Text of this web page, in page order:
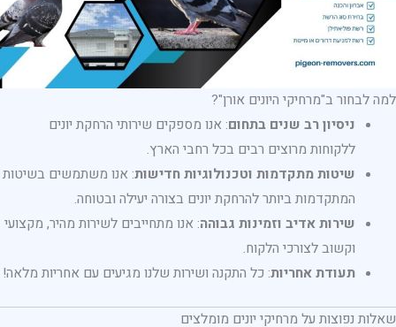
למה לבחור ב"מרחיקי היונים אורן"?
ניסיון רב שנים בתחום: אנו מספקים שירותי הרחקת יונים
ללקוחות מרוצים רבים בכל רחבי הארץ.
שיטות מתקדמות וטכנולוגיות חדישות: אנו משתמשים בשיטות
המתקדמות ביותר להרחקת יונים בצורה יעילה ובטוחה.
שירות אדיב וזמינות גבוהה: אנו מתחייבים לשירות מהיר, מקצועי
וקשוב לצורכי הלקוח.
תעודת אחריות: כל התקנה ושירות שלנו מגיעים עם אחריות מלאה!
שאלות נפוצות על מרחיקי יונים מומלצים